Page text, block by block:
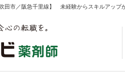
田市／阪急千里線】 未経験からスキルアップ